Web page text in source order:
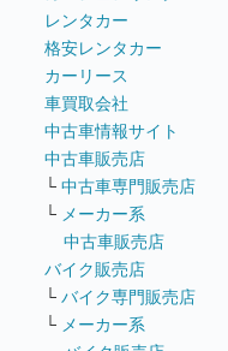
レンタカー
格安レンタカー
カーリース
車買取会社
中古車情報サイト
中古車販売店
└ 中古車専門販売店
└ メーカー系
中古車販売店
バイク販売店
└ バイク専門販売店
└ メーカー系